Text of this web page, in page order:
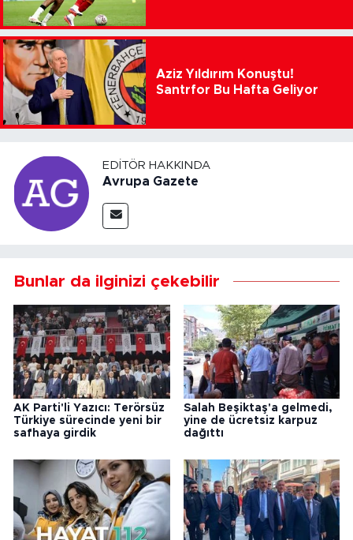
Aziz Yıldırım Konuştu!
Santrfor Bu Hafta Geliyor
EDITÖR HAKKINDA
Avrupa Gazete
Bunlar da ilginizi çekebilir
AK Parti'li Yazıcı: Terörsüz
Türkiye sürecinde yeni bir
safhaya girdik
Salah Beşiktaş'a gelmedi,
yine de ücretsiz karpuz
dağıttı